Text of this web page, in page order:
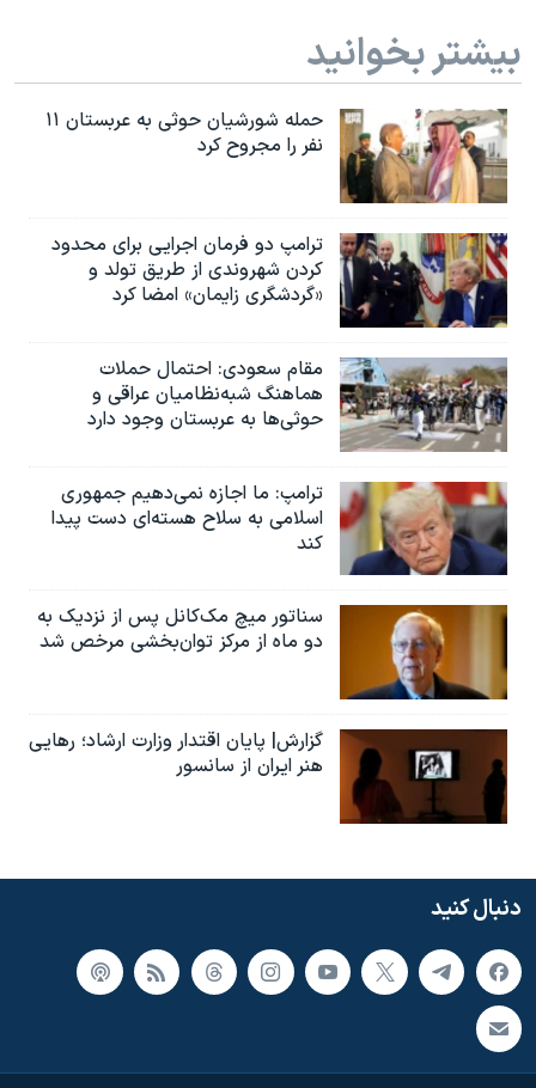
بیشتر بخوانید
حمله شورشیان حوثی به عربستان ۱۱
نفر را مجروح کرد
ترامپ دو فرمان اجرایی برای محدود
کردن شهروندی از طریق تولد و
«گردشگری زایمان» امضا کرد
مقام سعودی: احتمال حملات
هماهنگ شبه‌نظامیان عراقی و
حوثی‌ها به عربستان وجود دارد
ترامپ: ما اجازه نمی‌دهیم جمهوری
اسلامی به سلاح هسته‌ای دست پیدا
کند
سناتور میچ مک‌کانل پس از نزدیک به
دو ماه از مرکز توان‌بخشی مرخص شد
گزارش| پایان اقتدار وزارت ارشاد؛ رهایی
هنر ایران از سانسور
دنبال کنید